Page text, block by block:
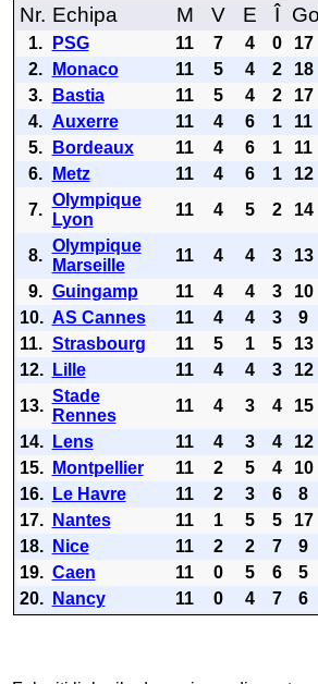
Nr. Echipa M V E Î
1. PSG 11 7 4 0 17
2.
Monaco 11 5 4 2 18
3.
Bastia 11 5 4 2 17
4. Auxerre 11 4 6 1 11
5.
Bordeaux 11 4 6 1 11
6.
Metz 11 4 6 1 12
7.
Olympique
Lyon
11 4 5 2 14
8.
Olympique
Marseille
11 4 4 3 13
9. Guingamp 11 4 4 3 10
10. AS Cannes 11 4 4 3 9
11. Strasbourg 11 5 1 5 13
12.
Lille 11 4 4 3 12
13.
Stade
Rennes
11 4 3 4 15
14.
Lens 11 4 3 4 12
15.
Montpellier 11 2 5 4 10
16.
Le Havre 11 2 3 6 8
17.
Nantes 11 1 5 5 17
18.
Nice 11 2 2 7 9
19. Caen 11 0 5 6 5
20.
Nancy 11 0 4 7 6